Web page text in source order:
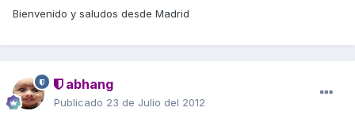
Bienvenido y saludos desde Madrid
abhang
Publicado 23 de Julio del 2012